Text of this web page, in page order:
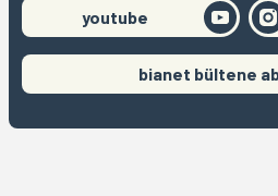
youtube
bianet bültene